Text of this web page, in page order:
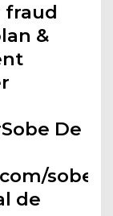
fraud
&
De
sobe-
de